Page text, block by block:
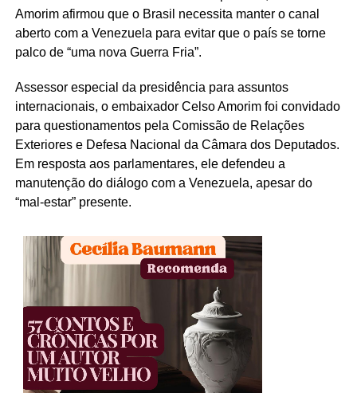
Amorim afirmou que o Brasil necessita manter o canal
aberto com a Venezuela para evitar que o país se torne
palco de “uma nova Guerra Fria”.
Assessor especial da presidência para assuntos
internacionais, o embaixador Celso Amorim foi convidado
para questionamentos pela Comissão de Relações
Exteriores e Defesa Nacional da Câmara dos Deputados.
Em resposta aos parlamentares, ele defendeu a
manutenção do diálogo com a Venezuela, apesar do
“mal-estar” presente.